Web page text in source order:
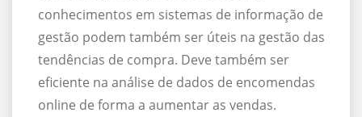
conhecimentos em sistemas de informação de
gestão podem também ser úteis na gestão das
tendências de compra. Deve também ser
eficiente na análise de dados de encomendas
online de forma a aumentar as vendas.